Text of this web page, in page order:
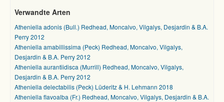
Verwandte Arten
Atheniella adonis (Bull.) Redhead, Moncalvo, Vilgalys, Desjardin & B.A.
Perry 2012
Atheniella amabillissima (Peck) Redhead, Moncalvo, Vilgalys,
Desjardin & B.A. Perry 2012
Atheniella aurantiidisca (Murrill) Redhead, Moncalvo, Vilgalys,
Desjardin & B.A. Perry 2012
Atheniella delectabilis (Peck) Lüderitz & H. Lehmann 2018
Atheniella flavoalba (Fr.) Redhead, Moncalvo, Vilgalys, Desjardin & B.A.